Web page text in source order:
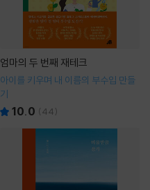
엄마의 두 번째 재테크
아이를 키우며 내 이름의 부수입 만들
기
10.0 (44)